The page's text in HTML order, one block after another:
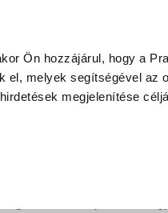
Ön hozzájárul, hogy a
el, melyek segítségével az
megjelenítése